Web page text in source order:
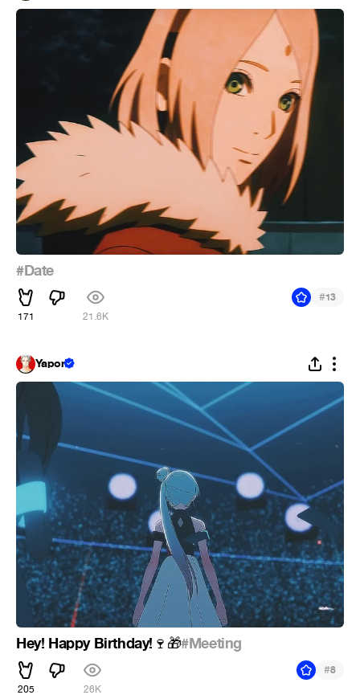
#Date
171 21.6K
#13
Yapon
Hey! Happy Birthday! 🍷 🎁#Meeting
205 26K
#8